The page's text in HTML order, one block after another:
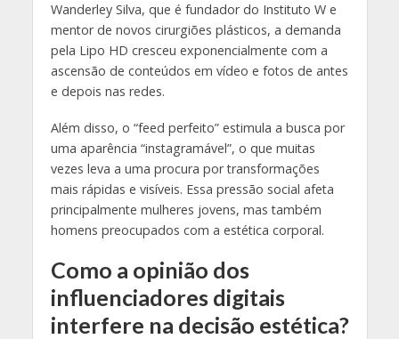
Wanderley Silva, que é fundador do Instituto W e
mentor de novos cirurgiões plásticos, a demanda
pela Lipo HD cresceu exponencialmente com a
ascensão de conteúdos em vídeo e fotos de antes
e depois nas redes.
Além disso, o “feed perfeito” estimula a busca por
uma aparência “instagramável”, o que muitas
vezes leva a uma procura por transformações
mais rápidas e visíveis. Essa pressão social afeta
principalmente mulheres jovens, mas também
homens preocupados com a estética corporal.
Como a opinião dos
influenciadores digitais
interfere na decisão estética?